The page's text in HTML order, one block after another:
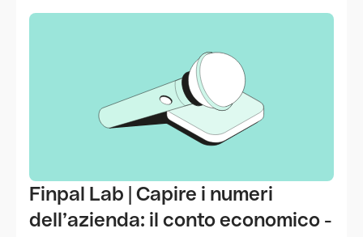
Finpal Lab | Capire i numeri
dell’azienda: il conto economico -